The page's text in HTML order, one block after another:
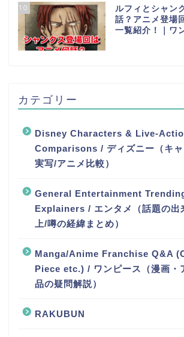
10
ルフィとシャン
話？アニメ登場
一覧紹介！｜ワ
カテゴリー
Disney Characters & Live-
Comparisons / ディズニー（キャ
実写/アニメ比較）
General Entertainment
Explainers / エンタメ（話題の出
上/噂の経緯まとめ）
Manga/Anime Franchise Q&A
Piece etc.) / ワンピース（漫画・
品の疑問解説）
RAKUBUN